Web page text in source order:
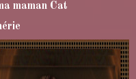
maman Cat